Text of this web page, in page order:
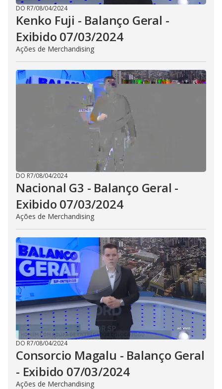
DO R7/08/04/2024
Kenko Fuji - Balanço Geral -
Exibido 07/03/2024
Ações de Merchandising
DO R7/08/04/2024
Nacional G3 - Balanço Geral -
Exibido 07/03/2024
Ações de Merchandising
DO R7/08/04/2024
Consorcio Magalu - Balanço Geral
- Exibido 07/03/2024
Ações de Merchandising